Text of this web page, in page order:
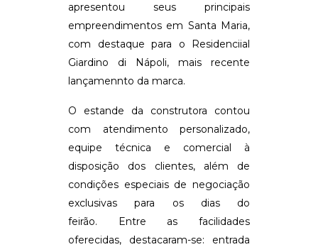
apresentou seus principais
empreendimentos em Santa Maria,
com destaque para o Residenciial
Giardino di Nápoli, mais recente
lançamennto da marca.
O estande da construtora contou
com atendimento personalizado,
equipe técnica e comercial à
disposição dos clientes, além de
condições especiais de negociação
exclusivas para os dias do
feirão. Entre as facilidades
oferecidas, destacaram-se: entrada